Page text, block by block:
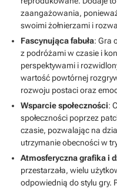
zaangażowania,
swoimi żołnierzami i
Fascynująca fabuła: Gra
z podróżami w czasie i
perspektywami i
wartość powtórnej
rozwoju postaci oraz
Wsparcie społeczności:
społeczności poprzez
czasie, pozwalając na
utrzymanie obecności w
Atmosferyczna grafika i
przestarzała, wielu
odpowiednią do stylu gry.